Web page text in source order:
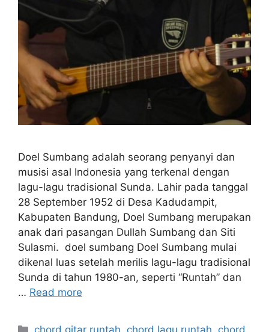
Doel Sumbang adalah seorang penyanyi dan
musisi asal Indonesia yang terkenal dengan
lagu-lagu tradisional Sunda. Lahir pada tanggal
28 September 1952 di Desa Kadudampit,
Kabupaten Bandung, Doel Sumbang merupakan
anak dari pasangan Dullah Sumbang dan Siti
Sulasmi. doel sumbang Doel Sumbang mulai
dikenal luas setelah merilis lagu-lagu tradisional
Sunda di tahun 1980-an, seperti “Runtah” dan
… Read more
Categories